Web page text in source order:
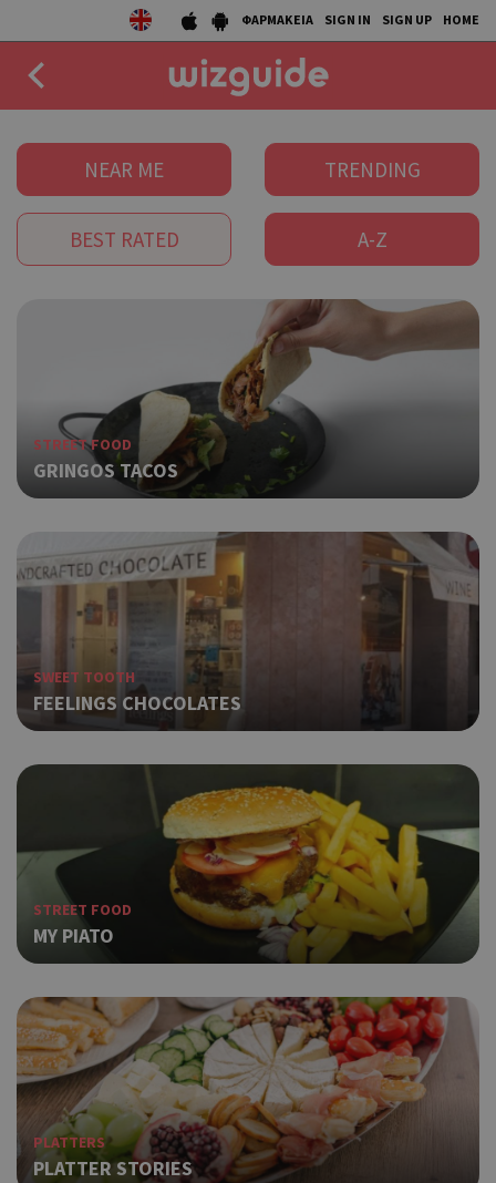
ΦΑΡΜΑΚΕΙΑ SIGN IN SIGN UP HOME
DRINK
50 BEST
NEWS
NEAR ME TRENDING
BEST RATED A-Z
STREET FOOD
GRINGOS TACOS
SWEET TOOTH
FEELINGS CHOCOLATES
STREET FOOD
MY PIATO
PLATTERS
PLATTER STORIES